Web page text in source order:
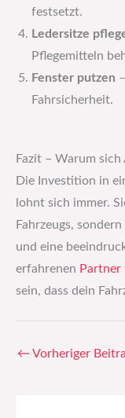
festsetzt.
Ledersitze
Pflegemitteln
Fenster putzen
Fahrsicherheit.
Fazit – Warum
Die Investition in
lohnt sich immer.
Fahrzeugs,
und eine
erfahrenen Partner
sein, dass dein
← Vorheriger